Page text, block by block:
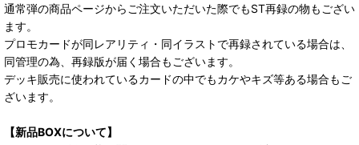
通常弾の商品ページからご注文いただいた際でもST再録の物もござい
ます。
プロモカードが同レアリティ・同イラストで再録されている場合は、
同管理の為、再録版が届く場合もございます。
デッキ販売に使われているカードの中でもカケやキズ等ある場合もご
ざいます。
【新品BOXについて】